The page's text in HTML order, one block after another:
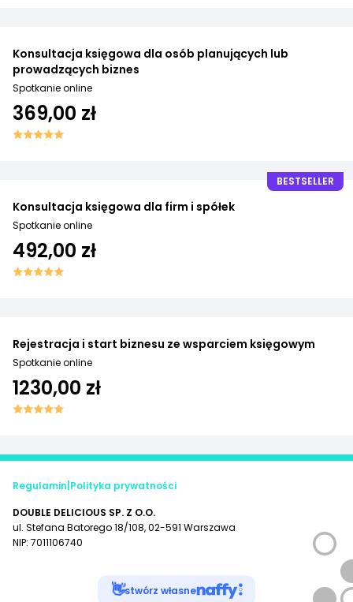
Konsultacja księgowa dla osób planujących lub
prowadzących biznes
Spotkanie online
369,00 zł
BESTSELLER
Konsultacja księgowa dla firm i spółek
Spotkanie online
492,00 zł
Rejestracja i start biznesu ze wsparciem księgowym
Spotkanie online
1230,00 zł
Regulamin Polityka prywatności
DOUBLE DELICIOUS SP. Z O.O.
ul. Stefana Batorego 18/108, 02-591 Warszawa
NIP: 7011106740
👋stwórz własne